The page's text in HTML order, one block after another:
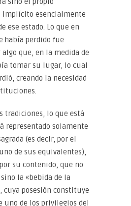
implícito esencialmente
ese estado. Lo que en
había perdido fue
que, en la medida de
tomar su lugar, lo cual
creando la necesidad
tradiciones, lo que está
representado solamente
(es decir, por el
de sus equivalentes),
su contenido, que no
la «bebida de la
cuya posesión constituye
uno de los privilegios del